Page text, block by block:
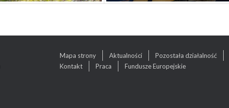
Mapa strony Aktualności Pozostała działalność
Kontakt
Praca Fundusze Europejskie